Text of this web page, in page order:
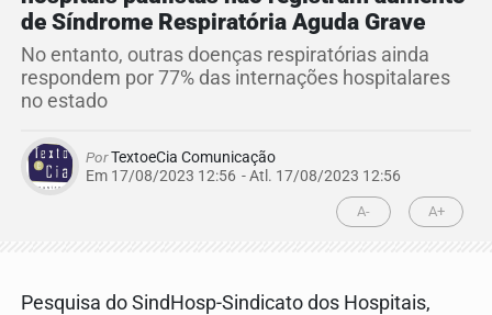
de Síndrome Respiratória Aguda Grave
No entanto, outras doenças respiratórias ainda
respondem por 77% das internações hospitalares
no estado
PorTextoeCia Comunicação
Em 17/08/2023 12:56 - Atl. 17/08/2023 12:56
A- A+
Pesquisa do SindHosp-Sindicato dos Hospitais,